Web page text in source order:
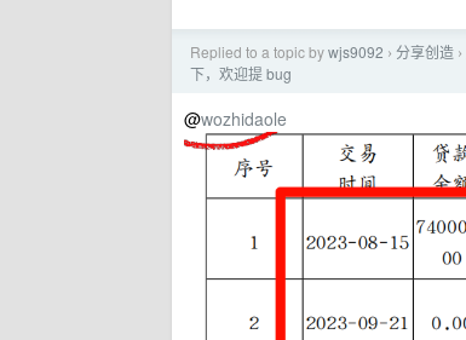
Replied to a topic bywjs9092 › 分享创造 ›
下，欢迎提 bug
@wozhidaole